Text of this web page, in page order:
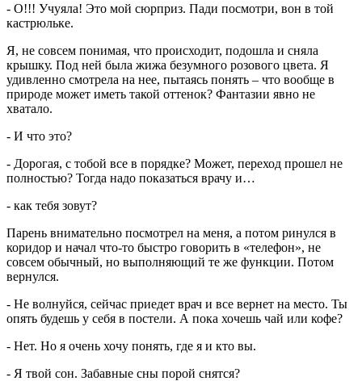
- О!!! Учуяла! Это мой сюрприз. Пади посмотри, вон в той
кастрюльке.
Я, не совсем понимая, что происходит, подошла и сняла
крышку. Под ней была жижа безумного розового цвета. Я
удивленно смотрела на нее, пытаясь понять – что вообще в
природе может иметь такой оттенок? Фантазии явно не
хватало.
- И что это?
- Дорогая, с тобой все в порядке? Может, переход прошел не
полностью? Тогда надо показаться врачу и…
- как тебя зовут?
Парень внимательно посмотрел на меня, а потом ринулся в
коридор и начал что-то быстро говорить в «телефон», не
совсем обычный, но выполняющий те же функции. Потом
вернулся.
- Не волнуйся, сейчас приедет врач и все вернет на место. Ты
опять будешь у себя в постели. А пока хочешь чай или кофе?
- Нет. Но я очень хочу понять, где я и кто вы.
- Я твой сон. Забавные сны порой снятся?